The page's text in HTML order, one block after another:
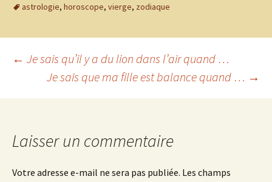
astrologie, horoscope, vierge, zodiaque
Navigation
des
articles
← Je sais qu’il y a du lion dans l’air quand …
Je sais que ma fille est balance quand … →
Laisser un commentaire
Votre adresse e-mail ne sera pas publiée. Les champs